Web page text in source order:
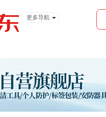
更多导航